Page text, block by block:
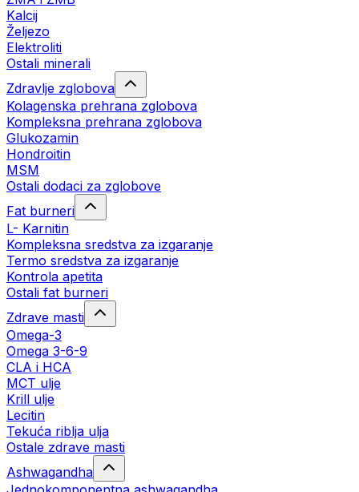
Kalcij
Željezo
Elektroliti
Ostali minerali
Zdravlje zglobova
Kolagenska prehrana zglobova
Kompleksna prehrana zglobova
Glukozamin
Hondroitin
MSM
Ostali dodaci za zglobove
Fat burneri
L- Karnitin
Kompleksna sredstva za izgaranje
Termo sredstva za izgaranje
Kontrola apetita
Ostali fat burneri
Zdrave masti
Omega-3
Omega 3-6-9
CLA i HCA
MCT ulje
Krill ulje
Lecitin
Tekuća riblja ulja
Ostale zdrave masti
Ashwagandha